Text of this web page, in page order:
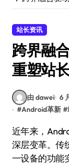
站长资讯
跨界融
重塑站
由 dawei 6
#Android革新 #
近年来，Android系统正经历一场由跨界融合推动的
深层变革。传
一设备的功能